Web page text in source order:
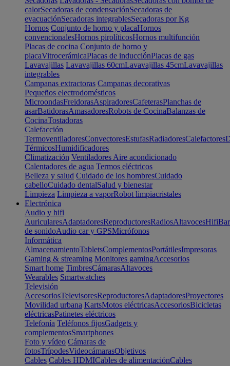
calorSecadoras de condensaciónSecadoras de
evacuaciónSecadoras integrablesSecadoras por Kg
Hornos Conjunto de horno y placaHornos
convencionalesHornos pirolíticosHornos multifunción
Placas de cocina Conjunto de horno y
placaVitrocerámicaPlacas de inducciónPlacas de gas
Lavavajillas Lavavajillas 60cmLavavajillas 45cmLavavajillas
integrables
Campanas extractoras Campanas decorativas
Pequeños electrodomésticos
MicroondasFreidorasAspiradoresCafeterasPlanchas de
asarBatidorasAmasadoresRobots de CocinaBalanzas de
CocinaTostadoras
Calefacción
TermoventiladoresConvectoresEstufasRadiadoresCalefactores
TérmicosHumidificadores
Climatización Ventiladores Aire acondicionado
Calentadores de agua Termos eléctricos
Belleza y salud Cuidado de los hombresCuidado
cabelloCuidado dentalSalud y bienestar
Limpieza Limpieza a vaporRobot limpiacristales
Electrónica
Audio y hifi
AuricularesAdaptadoresReproductoresRadiosAltavocesHifi
de sonidoAudio car y GPSMicrófonos
Informática
AlmacenamientoTabletsComplementosPortátilesImpresoras
Gaming & streaming Monitores gamingAccesorios
Smart home TimbresCámarasAltavoces
Wearables Smartwatches
Televisión
AccesoriosTelevisoresReproductoresAdaptadoresProyectores
Movilidad urbana KartsMotos eléctricasAccesoriosBicicletas
eléctricasPatinetes eléctricos
Telefonía Teléfonos fijosGadgets y
complementosSmartphones
Foto y vídeo Cámaras de
fotosTrípodesVideocámarasObjetivos
Cables Cables HDMICables de alimentaciónCables